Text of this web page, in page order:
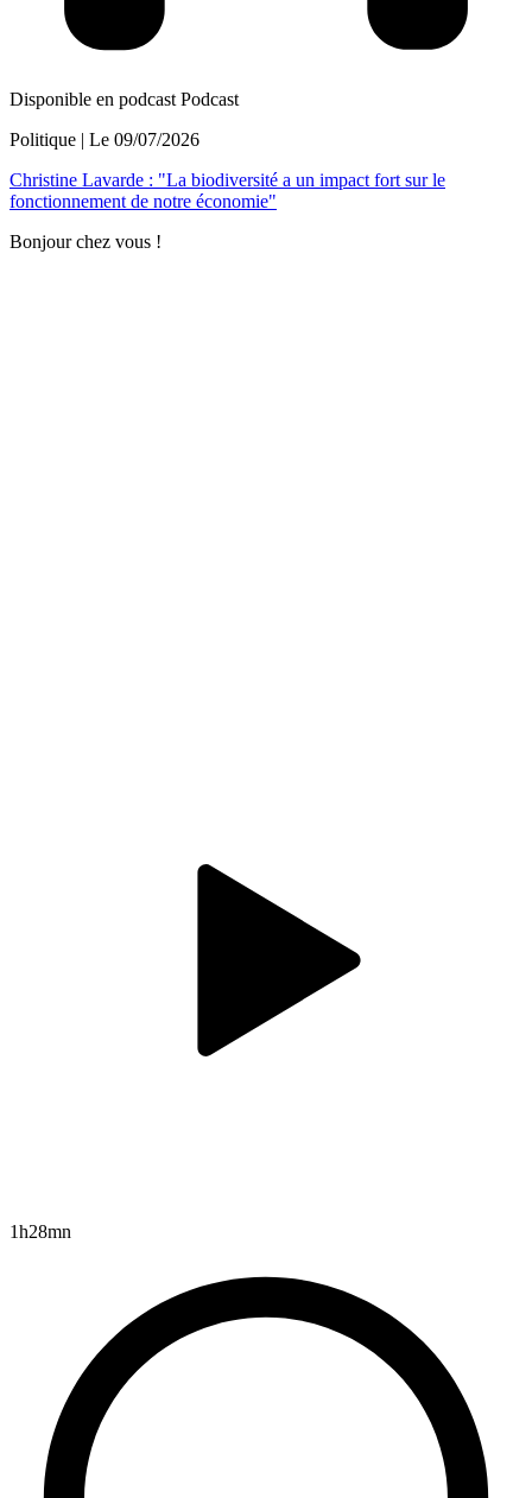
Disponible en podcast Podcast
Politique | Le 09/07/2026
Christine Lavarde : "La biodiversité a un impact fort sur le
fonctionnement de notre économie"
Bonjour chez vous !
1h28mn